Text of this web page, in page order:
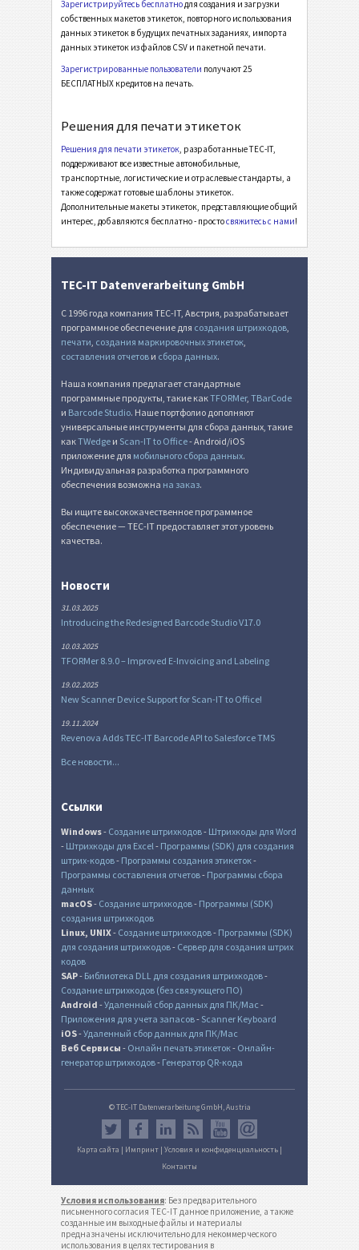
Galia ETI.9 - L3P License Plate - Master Mixed
B
BOSCH
MAT Этикетки MAT
LTO Этикетки LTO
I Инвентарные этикетки
NF Этикетки для пищевых продуктов
₣ Швейцарский QR-счет
П Прочее
Зарегистрируйтесь бесплатнодля создания и загрузки
собственных макетов этикеток, повторного использования
данных этикеток в будущих печатных заданиях, импорта
данных этикеток из файлов CSV и пакетной печати.
Зарегистрированные пользователи получают 25
БЕСПЛАТНЫХ кредитов на печать.
Решения для печати этикеток
Решения для печати этикеток, разработанные TEC-IT,
поддерживают все известные автомобильные,
транспортные, логистические и отраслевые стандарты, а
также содержат готовые шаблоны этикеток.
Дополнительные макеты этикеток, представляющие общий
интерес, добавляются бесплатно - простосвяжитесь с нами!
TEC-IT Datenverarbeitung GmbH
С 1996 года компания TEC-IT, Австрия, разрабатывает
программное обеспечение для создания штрихкодов,
печати, создания маркировочных этикеток,
составления отчетов и сбора данных.
Наша компания предлагает стандартные
программные продукты, такие какTFORMer, TBarCode
и Barcode Studio. Наше портфолио дополняют
универсальные инструменты для сбора данных, такие
какTWedge и Scan-IT to Office- Android/iOS
приложение для мобильного сбора данных.
Индивидуальная разработка программного
обеспечения возможна на заказ.
Вы ищите высококачественное программное
обеспечение — TEC-IT предоставляет этот уровень
качества.
Новости
31.03.2025
Introducing the Redesigned Barcode Studio V17.0
10.03.2025
TFORMer 8.9.0 – Improved E-Invoicing and Labeling
19.02.2025
New Scanner Device Support for Scan-IT to Office!
19.11.2024
Revenova Adds TEC-IT Barcode API to Salesforce TMS
Все новости...
Ссылки
Windows- Создание штрихкодов- Штрихкоды для Word
- Штрихкоды для Excel- Программы (SDK) для создания
штрих-кодов- Программы создания этикеток-
Программы составления отчетов- Программы сбора
данных
macOS- Создание штрихкодов- Программы (SDK)
создания штрихкодов
Linux, UNIX- Создание штрихкодов- Программы (SDK)
для создания штрихкодов- Сервер для создания штрих
кодов
SAP- Библиотека DLL для создания штрихкодов-
Создание штрихкодов (без связующего ПО)
Android -Удаленный сбор данных для ПК/Mac -
Приложения для учета запасов- Scanner Keyboard
iOS-Удаленный сбор данных для ПК/Mac
Веб Сервисы - Онлайн печать этикеток- Онлайн-
генератор штрихкодов- Генератор QR-кода
© TEC-IT Datenverarbeitung GmbH, Austria
Карта сайта | Импринт | Условия и конфиденциальность |
Контакты
Условия использования: Без предварительного
письменного согласия TEC-IT данное приложение, а также
созданные им выходные файлы и материалы
предназначены исключительно для некоммерческого
использования в целях тестирования в